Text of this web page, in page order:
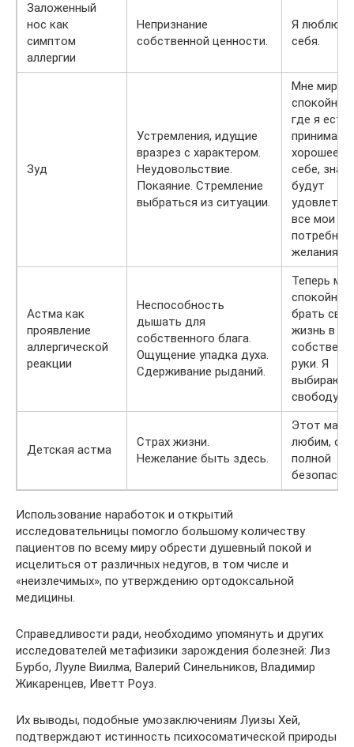
Заложенный
нос как
симптом
аллергии
Непризнание
собственной ценности.
Я люблю,
себя.
Зуд
Устремления, идущие
вразрез с характером.
Неудовольствие.
Покаяние. Стремление
выбраться из ситуации.
Мне мирно,
спокойно
где я
принимаю
хорошее в
себе,
будут
все мои
желания.
Астма как
проявление
аллергической
реакции
Неспособность
дышать для
собственного блага.
Ощущение упадка духа.
Сдерживание рыданий.
Теперь
спокойно
брать
жизнь в
руки. Я
выбираю
свободу.
Детская астма
Страх жизни.
Нежелание быть здесь.
Этот
любим, он
полной
Использование наработок и открытий
исследовательницы помогло большому количеству
пациентов по всему миру обрести душевный покой и
исцелиться от различных недугов, в том числе и
«неизлечимых», по утверждению ортодоксальной
медицины.
Справедливости ради, необходимо упомянуть и других
исследователей метафизики зарождения болезней: Лиз
Бурбо, Лууле Виилма, Валерий Синельников, Владимир
Жикаренцев, Иветт Роуз.
Их выводы, подобные умозаключениям Луизы Хей,
подтверждают истинность психосоматической природы